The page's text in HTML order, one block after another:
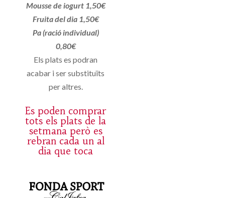
Mousse de iogurt 1,50€
Fruita del dia 1,50€
Pa (ració individual)
0,80€
Els plats es podran
acabar i ser substituïts
per altres.
Es poden comprar
tots els plats de la
setmana però es
rebran cada un al
dia que toca